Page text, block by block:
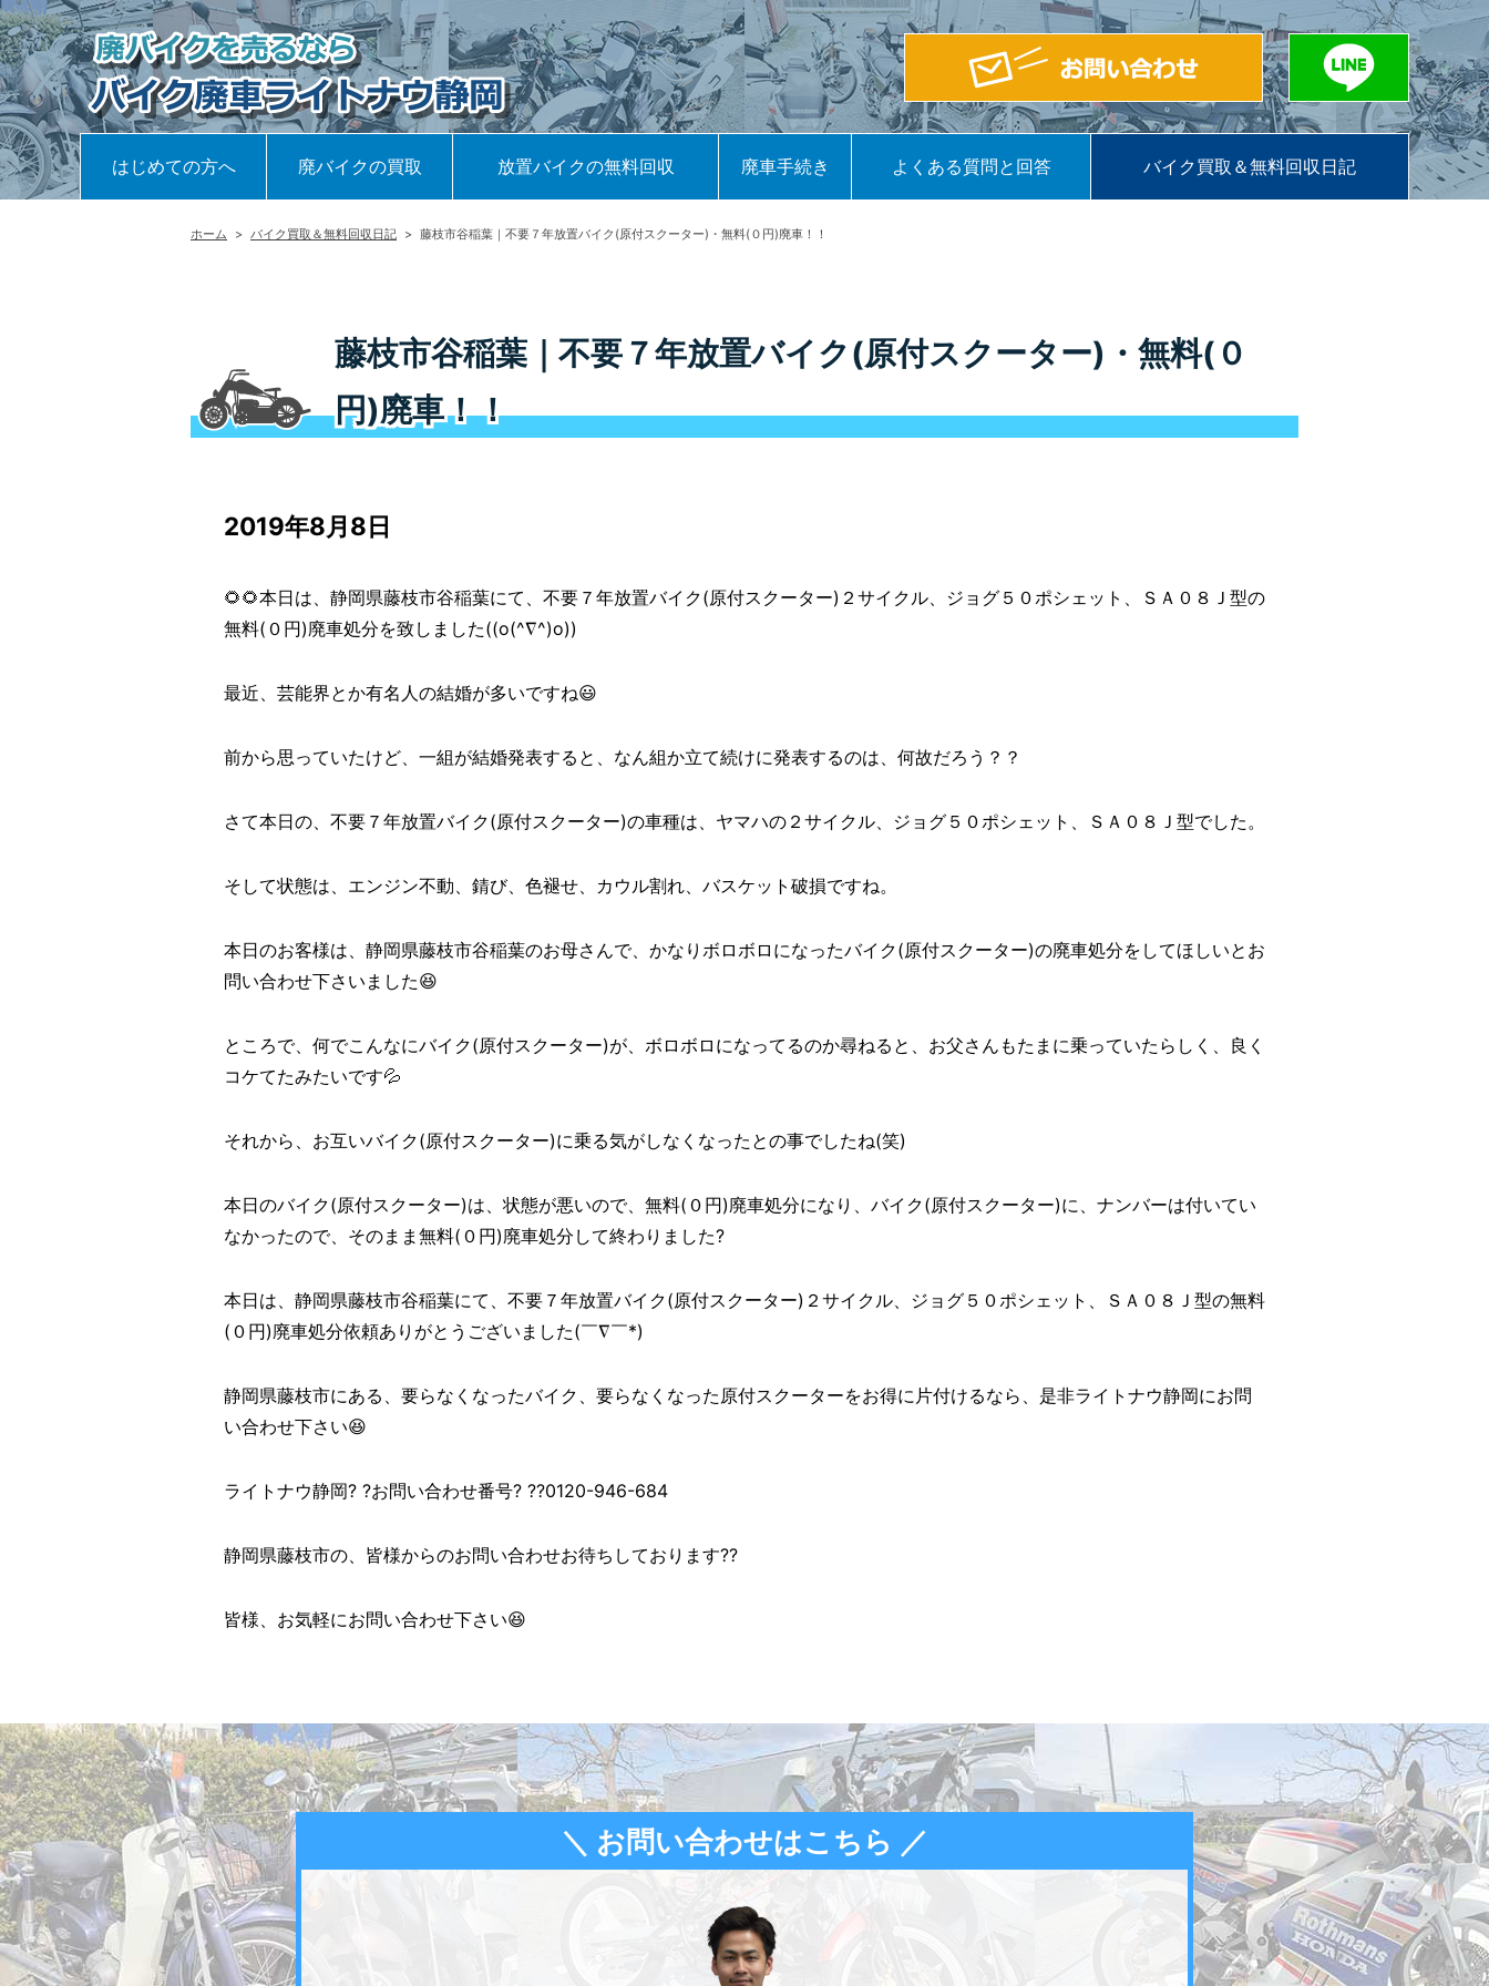
はじめての方へ 廃バイクの買取 放置バイクの無料回収 廃車手続き よくある質問と回答 バイク買取＆無料回収日記
ホーム > バイク買取＆無料回収日記 > 藤枝市谷稲葉｜不要７年放置バイク(原付スクーター)・無料(０円)廃車！！
藤枝市谷稲葉｜不要７年放置バイク(原付スクーター)・無料(０
円)廃車！！
2019年8月8日
🌻🌻本日は、静岡県藤枝市谷稲葉にて、不要７年放置バイク(原付スクーター)２サイクル、ジョグ５０ポシェット、ＳＡ０８Ｊ型の
無料(０円)廃車処分を致しました((o(^∇^)o))
最近、芸能界とか有名人の結婚が多いですね😃
前から思っていたけど、一組が結婚発表すると、なん組か立て続けに発表するのは、何故だろう？？
さて本日の、不要７年放置バイク(原付スクーター)の車種は、ヤマハの２サイクル、ジョグ５０ポシェット、ＳＡ０８Ｊ型でした。
そして状態は、エンジン不動、錆び、色褪せ、カウル割れ、バスケット破損ですね。
本日のお客様は、静岡県藤枝市谷稲葉のお母さんで、かなりボロボロになったバイク(原付スクーター)の廃車処分をしてほしいとお
問い合わせ下さいました😆
ところで、何でこんなにバイク(原付スクーター)が、ボロボロになってるのか尋ねると、お父さんもたまに乗っていたらしく、良く
コケてたみたいです💦
それから、お互いバイク(原付スクーター)に乗る気がしなくなったとの事でしたね(笑)
本日のバイク(原付スクーター)は、状態が悪いので、無料(０円)廃車処分になり、バイク(原付スクーター)に、ナンバーは付いてい
なかったので、そのまま無料(０円)廃車処分して終わりました?
本日は、静岡県藤枝市谷稲葉にて、不要７年放置バイク(原付スクーター)２サイクル、ジョグ５０ポシェット、ＳＡ０８Ｊ型の無料
(０円)廃車処分依頼ありがとうございました(￣∇￣*)ゞ
静岡県藤枝市にある、要らなくなったバイク、要らなくなった原付スクーターをお得に片付けるなら、是非ライトナウ静岡にお問
い合わせ下さい😆
ライトナウ静岡? ?お問い合わせ番号? ??0120-946-684
静岡県藤枝市の、皆様からのお問い合わせお待ちしております??
皆様、お気軽にお問い合わせ下さい😆
＼ お問い合わせはこちら ／